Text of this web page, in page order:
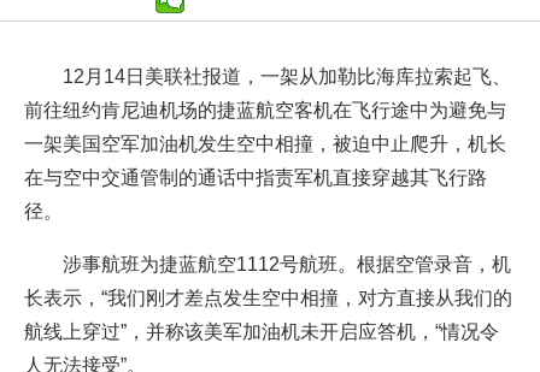
12月14日美联社报道，一架从加勒比海库拉索起飞、
前往纽约肯尼迪机场的捷蓝航空客机在飞行途中为避免与
一架美国空军加油机发生空中相撞，被迫中止爬升，机长
在与空中交通管制的通话中指责军机直接穿越其飞行路
径。
涉事航班为捷蓝航空1112号航班。根据空管录音，机
长表示，“我们刚才差点发生空中相撞，对方直接从我们的
航线上穿过”，并称该美军加油机未开启应答机，“情况令
人无法接受”。